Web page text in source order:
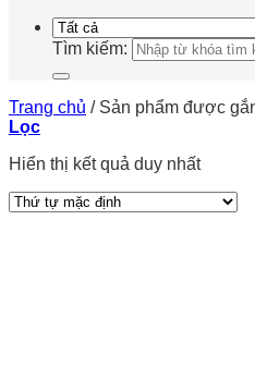
Tìm kiếm:
Trang chủ /Sản phẩm được
Lọc
Hiển thị kết quả duy nhất